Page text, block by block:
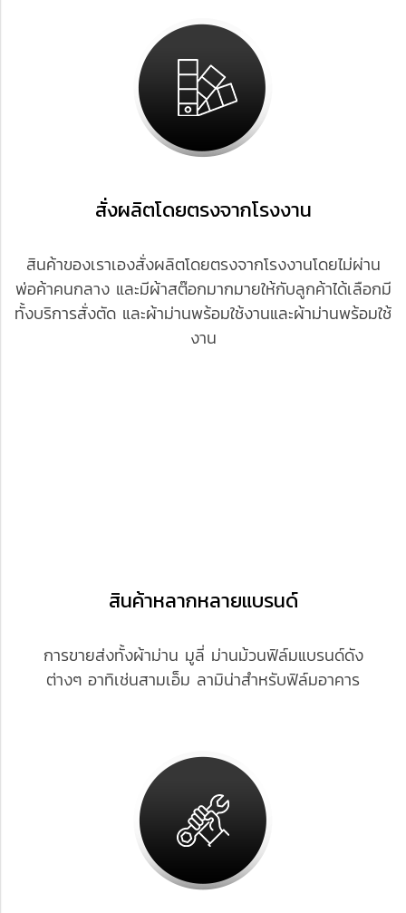
สั่งผลิตโดยตรงจากโรงงาน
สินค้าของเราเองสั่งผลิตโดยตรงจากโรงงานโดยไม่ผ่าน
พ่อค้าคนกลาง และมีผ้าสต๊อกมากมายให้กับลูกค้าได้เลือกมี
ทั้งบริการสั่งตัด และผ้าม่านพร้อมใช้งานและผ้าม่านพร้อมใช้
งาน
สินค้าหลากหลายแบรนด์
การขายส่งทั้งผ้าม่าน มูลี่ ม่านม้วนฟิล์มแบรนด์ดัง
ต่างๆ อาทิเช่นสามเอ็ม ลามิน่าสำหรับฟิล์มอาคาร